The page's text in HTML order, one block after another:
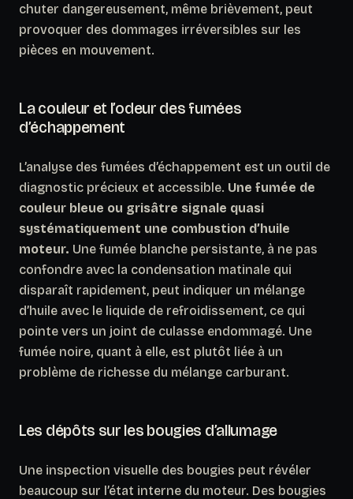
chuter dangereusement, même brièvement, peut
provoquer des dommages irréversibles sur les
pièces en mouvement.
La couleur et l’odeur des fumées
d’échappement
L’analyse des fumées d’échappement est un outil de
diagnostic précieux et accessible. Une fumée de
couleur bleue ou grisâtre signale quasi
systématiquement une combustion d’huile
moteur. Une fumée blanche persistante, à ne pas
confondre avec la condensation matinale qui
disparaît rapidement, peut indiquer un mélange
d’huile avec le liquide de refroidissement, ce qui
pointe vers un joint de culasse endommagé. Une
fumée noire, quant à elle, est plutôt liée à un
problème de richesse du mélange carburant.
Les dépôts sur les bougies d’allumage
Une inspection visuelle des bougies peut révéler
beaucoup sur l’état interne du moteur. Des bougies